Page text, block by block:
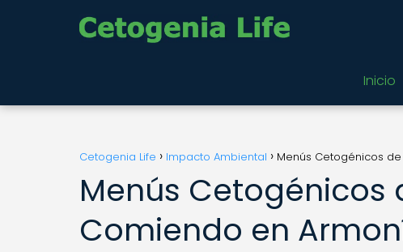
Inicio
Cetogenia Life Impacto Ambiental Menús Cetogénicos
Menús Cetogénicos
Comiendo en